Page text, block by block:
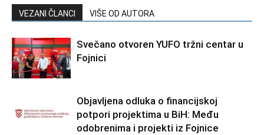
VEZANI ČLANCI VIŠE OD AUTORA
Svečano otvoren YUFO tržni centar u
Fojnici
Objavljena odluka o financijskoj
potpori projektima u BiH: Među
odobrenima i projekti iz Fojnice